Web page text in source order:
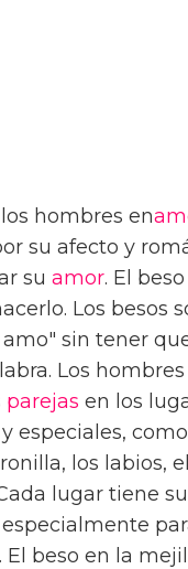
los hombres en
su afecto y
su amor. El
Los besos
sin tener
Los
parejas en los
especiales,
los labios,
lugar tiene
El beso en la